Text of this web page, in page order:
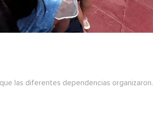
las diferentes dependencias organizaron.